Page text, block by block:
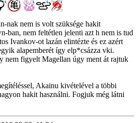
nak nem is volt szüksége hakit
ban, nem feltétlen jelenti azt h nem is tud
Ivankov-ot lazán elintézte és ez azért
alapemberét így elp*csázza vki.
nem figyelt Magellan úgy ment át rajtuk
Akainu kivételével a többi
hakit használni. Fogjuk még látni